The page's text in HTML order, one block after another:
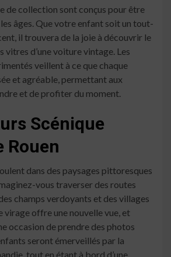
de collection sont conçus pour être
âges. Que votre enfant soit un tout-
il trouvera de la joie à découvrir le
vitres d’une voiture vintage. Les
veillent à ce que chaque
et agréable, permettant aux
et de profiter du moment.
Scénique
Rouen
dans des paysages pittoresques
vous traverser des routes
champs verdoyants et des villages
virage offre une nouvelle vue, et
occasion de prendre des photos
seront émerveillés par la
tout en étant à bord d’une